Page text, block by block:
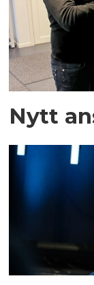
Nytt